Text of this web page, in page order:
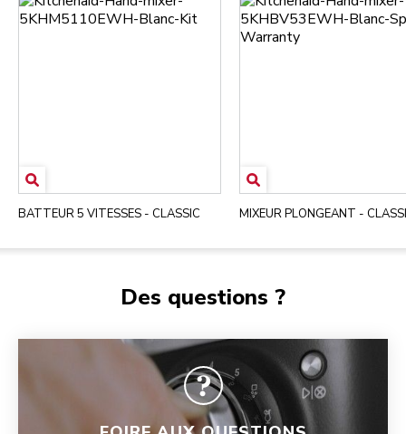
BATTEUR 5 VITESSES - CLASSIC MIXEUR PLONGEANT -
Des questions ?